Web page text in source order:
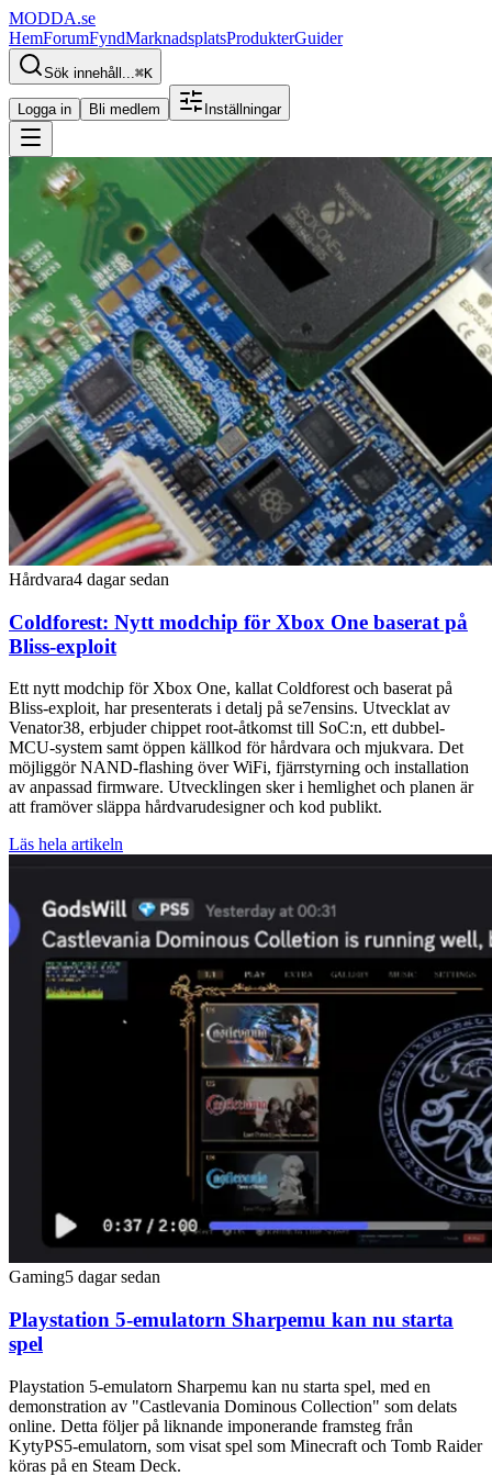
MODDA.se
HemForumFyndMarknadsplatsProdukterGuider
Sök innehåll...⌘K
Logga in Bli medlem Inställningar
Hårdvara4 dagar sedan
Coldforest: Nytt modchip för Xbox One baserat på
Bliss-exploit
Ett nytt modchip för Xbox One, kallat Coldforest och baserat på
Bliss-exploit, har presenterats i detalj på se7ensins. Utvecklat av
Venator38, erbjuder chippet root-åtkomst till SoC:n, ett dubbel-
MCU-system samt öppen källkod för hårdvara och mjukvara. Det
möjliggör NAND-flashing över WiFi, fjärrstyrning och installation
av anpassad firmware. Utvecklingen sker i hemlighet och planen är
att framöver släppa hårdvarudesigner och kod publikt.
Läs hela artikeln
Gaming5 dagar sedan
Playstation 5-emulatorn Sharpemu kan nu starta
spel
Playstation 5-emulatorn Sharpemu kan nu starta spel, med en
demonstration av "Castlevania Dominous Collection" som delats
online. Detta följer på liknande imponerande framsteg från
KytyPS5-emulatorn, som visat spel som Minecraft och Tomb Raider
köras på en Steam Deck.